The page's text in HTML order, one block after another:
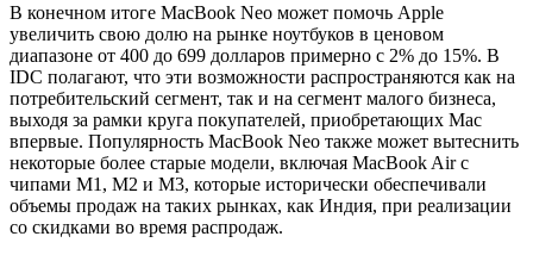
В конечном итоге MacBook Neo может помочь Apple
увеличить свою долю на рынке ноутбуков в ценовом
диапазоне от 400 до 699 долларов примерно с 2% до 15%. В
IDC полагают, что эти возможности распространяются как на
потребительский сегмент, так и на сегмент малого бизнеса,
выходя за рамки круга покупателей, приобретающих Mac
впервые. Популярность MacBook Neo также может вытеснить
некоторые более старые модели, включая MacBook Air с
чипами M1, M2 и M3, которые исторически обеспечивали
объемы продаж на таких рынках, как Индия, при реализации
со скидками во время распродаж.